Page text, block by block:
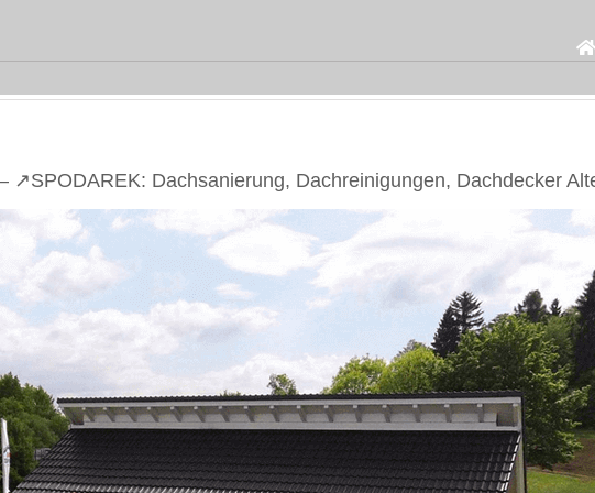
↗️SPODAREK: Dachsanierung, Dachreinigungen, Dachdecker